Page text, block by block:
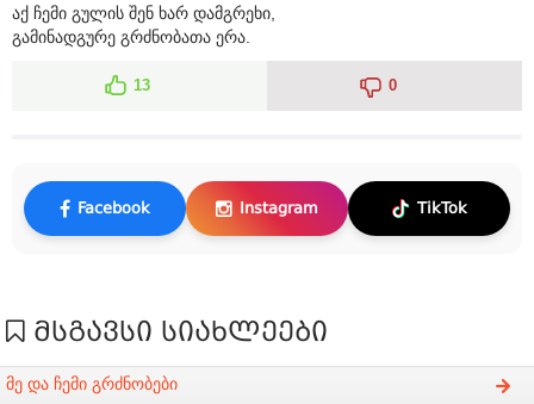
აქ ჩემი გულის შენ ხარ დამგრეხი,
გამინადგურე გრძნობათა ერა.
13 0
Facebook Instagram TikTok
მსგავსი სიახლეები
მე და ჩემი გრძნობები